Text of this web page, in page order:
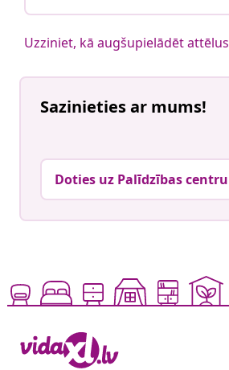
Uzziniet, kā augšupielādēt attēlus
Sazinieties ar mums!
Doties uz Palīdzības centru